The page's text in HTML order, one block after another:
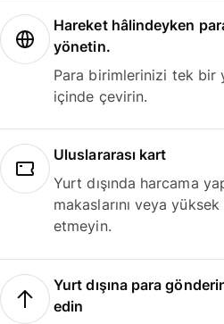
Hareket hâlindeyken
yönetin.
Para birimlerinizi tek bir
içinde çevirin.
Uluslararası kart
Yurt dışında harcama
makaslarını veya
etmeyin.
Yurt dışına para
edin